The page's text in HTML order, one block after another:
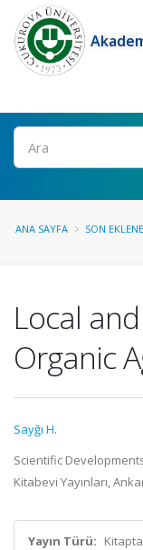
Ara
ANA SAYFA SON
Local
Organic
Sayğı H.
Scientific
Kitabevi Yayınları,
Yayın Türü: